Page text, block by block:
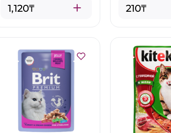
1,120₸ 210₸